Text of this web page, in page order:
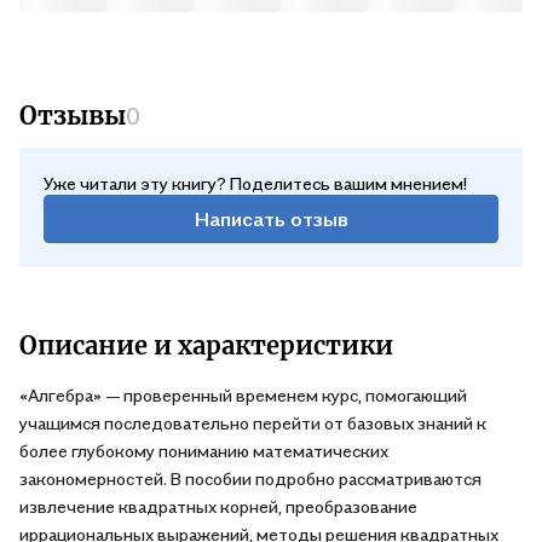
Отзывы0
Уже читали эту книгу? Поделитесь вашим мнением!
Написать отзыв
Описание и характеристики
«Алгебра» — проверенный временем курс, помогающий
учащимся последовательно перейти от базовых знаний к
более глубокому пониманию математических
закономерностей. В пособии подробно рассматриваются
извлечение квадратных корней, преобразование
иррациональных выражений, методы решения квадратных